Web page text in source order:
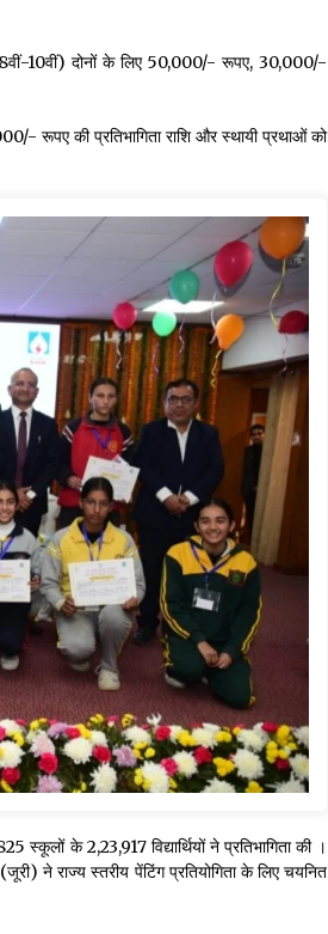
8वीं-10वीं) दोनों के लिए 50,000/- रूपए, 30,000/-
रूपए की प्रतिभागिता राशि और स्थायी प्रथाओं को
के 2,23,917 विद्यार्थियों ने प्रतिभागिता की ।
ने राज्य स्तरीय पेंटिंग प्रतियोगिता के लिए चयनित